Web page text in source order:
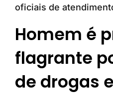
oficiais de
Homem é
flagrante
de drogas